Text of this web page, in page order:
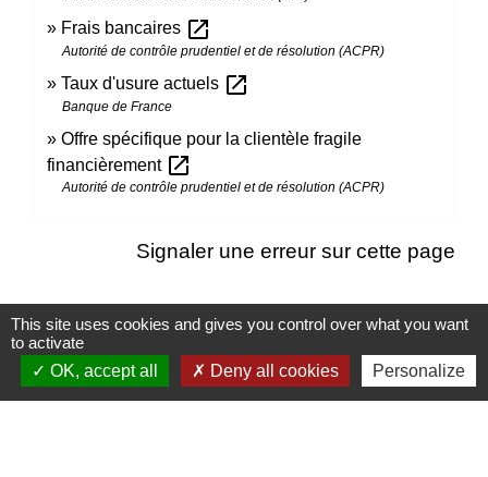
Frais bancaires open_in_new
Autorité de contrôle prudentiel et de résolution (ACPR)
Taux d'usure actuels open_in_new
Banque de France
Offre spécifique pour la clientèle fragile
financièrement open_in_new
Autorité de contrôle prudentiel et de résolution (ACPR)
Signaler une erreur sur cette page
Contacts
This site uses cookies and gives you control over what you want
to activate
OK, accept all
Deny all cookies Personalize